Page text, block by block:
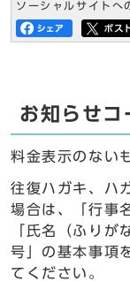
ソーシャルサイトへ
お知らせコ
料金表示のない
往復ハガキ、ハ
場合は、「行事
「氏名（ふりが
号」の基本事項
てください。